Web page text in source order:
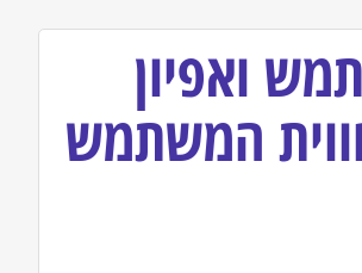
ואפיון
המשתמש